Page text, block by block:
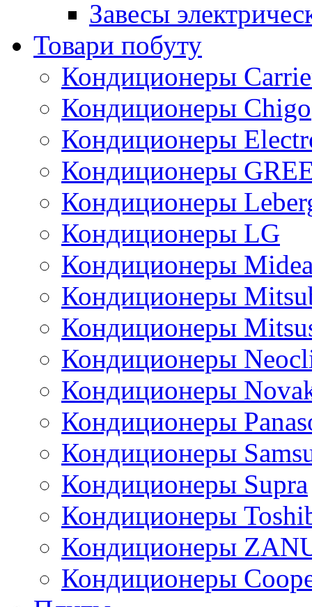
Завесы
Товари побуту
Кондиционеры
Кондиционеры Chigo
Кондиционеры
Кондиционеры
Кондиционеры
Кондиционеры LG
Кондиционеры
Кондиционеры
Кондиционеры
Кондиционеры
Кондиционеры
Кондиционеры
Кондиционеры
Кондиционеры Supra
Кондиционеры
Кондиционеры
Кондиционеры